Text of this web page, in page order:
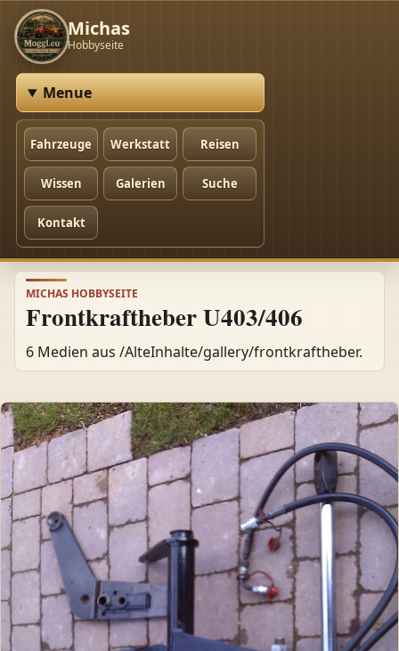
Michas
Hobbyseite
Menue
Fahrzeuge Werkstatt Reisen
Wissen Galerien Suche
Kontakt
MICHAS HOBBYSEITE
Frontkraftheber U403/406
6 Medien aus /AlteInhalte/gallery/frontkraftheber.